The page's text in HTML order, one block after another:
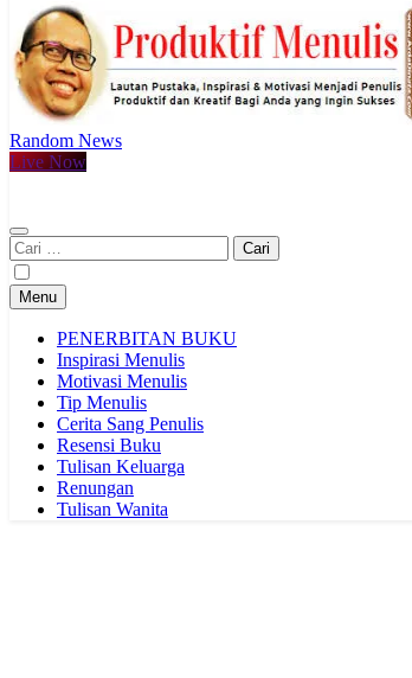
PRODUKTIF MENULIS
Sumber Produktif Menulis: Inspirasi, Ilmu, Tip, dan
Random News
Live Now
Cari
untuk:
Menu
PENERBITAN BUKU
Inspirasi Menulis
Motivasi Menulis
Tip Menulis
Cerita Sang Penulis
Resensi Buku
Tulisan Keluarga
Renungan
Tulisan Wanita